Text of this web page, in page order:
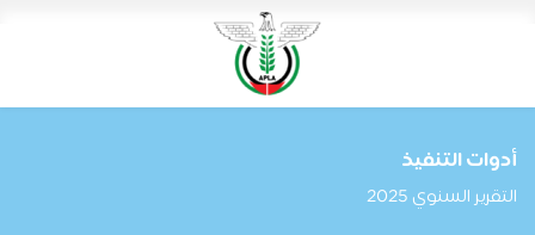
أدوات التنفيذ
التقرير السنوي 2025